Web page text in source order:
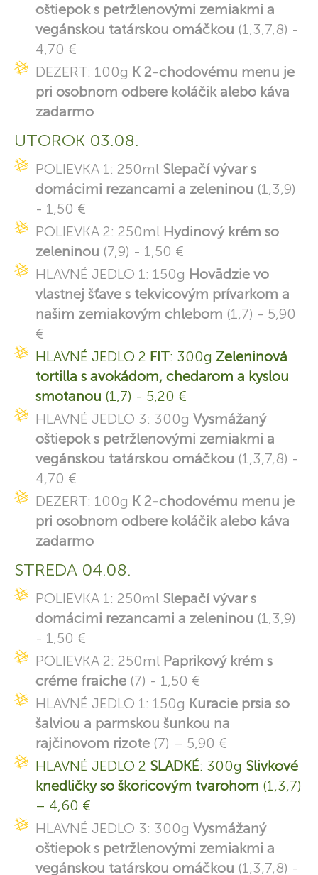
oštiepok s petržlenovými zemiakmi a
vegánskou tatárskou omáčkou (1,3,7,8) -
4,70 €
DEZERT: 100g K 2-chodovému menu je
pri osobnom odbere koláčik alebo káva
zadarmo
UTOROK 03.08.
POLIEVKA 1: 250ml Slepačí vývar s
domácimi rezancami a zeleninou (1,3,9)
- 1,50 €
POLIEVKA 2: 250ml Hydinový krém so
zeleninou (7,9) - 1,50 €
HLAVNÉ JEDLO 1: 150g Hovädzie vo
vlastnej šťave s tekvicovým prívarkom a
našim zemiakovým chlebom (1,7) - 5,90
€
HLAVNÉ JEDLO 2 FIT: 300g Zeleninová
tortilla s avokádom, chedarom a kyslou
smotanou (1,7) - 5,20 €
HLAVNÉ JEDLO 3: 300g Vysmážaný
oštiepok s petržlenovými zemiakmi a
vegánskou tatárskou omáčkou (1,3,7,8) -
4,70 €
DEZERT: 100g K 2-chodovému menu je
pri osobnom odbere koláčik alebo káva
zadarmo
STREDA 04.08.
POLIEVKA 1: 250ml Slepačí vývar s
domácimi rezancami a zeleninou (1,3,9)
- 1,50 €
POLIEVKA 2: 250ml Paprikový krém s
créme fraiche (7) - 1,50 €
HLAVNÉ JEDLO 1: 150g Kuracie prsia so
šalviou a parmskou šunkou na
rajčinovom rizote (7) – 5,90 €
HLAVNÉ JEDLO 2 SLADKÉ: 300g Slivkové
knedličky so škoricovým tvarohom (1,3,7)
– 4,60 €
HLAVNÉ JEDLO 3: 300g Vysmážaný
oštiepok s petržlenovými zemiakmi a
vegánskou tatárskou omáčkou (1,3,7,8) -